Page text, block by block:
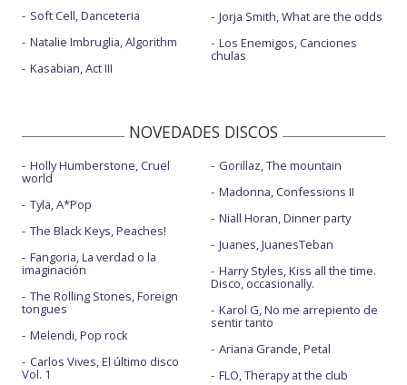
Soft Cell, Danceteria
Natalie Imbruglia, Algorithm
Kasabian, Act III
Jorja Smith, What are the odds
Los Enemigos, Canciones
chulas
NOVEDADES DISCOS
Holly Humberstone, Cruel
world
Tyla, A*Pop
The Black Keys, Peaches!
Fangoria, La verdad o la
imaginación
The Rolling Stones, Foreign
tongues
Melendi, Pop rock
Carlos Vives, El último disco
Vol. 1
Gorillaz, The mountain
Madonna, Confessions II
Niall Horan, Dinner party
Juanes, JuanesTeban
Harry Styles, Kiss all the time.
Disco, occasionally.
Karol G, No me arrepiento de
sentir tanto
Ariana Grande, Petal
FLO, Therapy at the club